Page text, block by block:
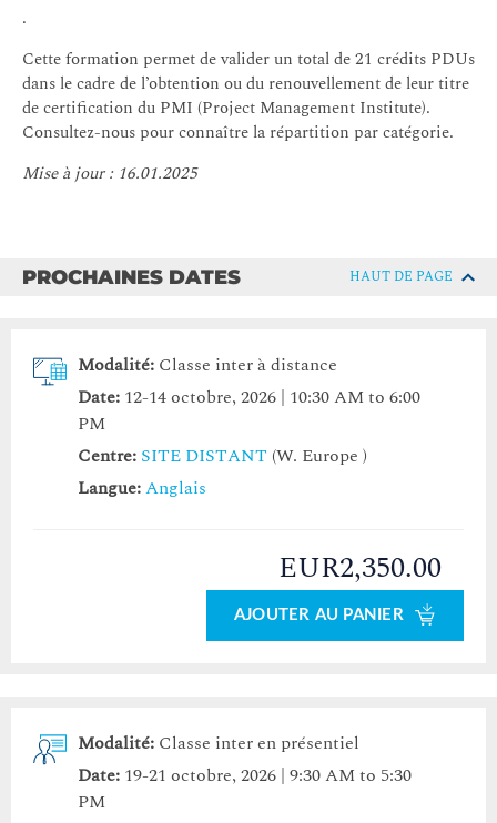
.
Cette formation permet de valider un total de 21 crédits PDUs
dans le cadre de l’obtention ou du renouvellement de leur titre
de certification du PMI (Project Management Institute).
Consultez-nous pour connaître la répartition par catégorie.
Mise à jour : 16.01.2025
PROCHAINES DATES HAUT DE PAGE
Modalité: Classe inter à distance
Date: 12-14 octobre, 2026 | 10:30 AM to 6:00
PM
Centre: SITE DISTANT (W. Europe )
Langue:Anglais
EUR2,350.00
AJOUTER AU PANIER
Modalité: Classe inter en présentiel
Date: 19-21 octobre, 2026 | 9:30 AM to 5:30
PM